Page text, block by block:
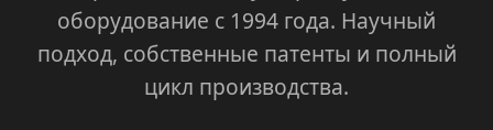
оборудование с 1994 года. Научный
подход, собственные патенты и полный
цикл производства.